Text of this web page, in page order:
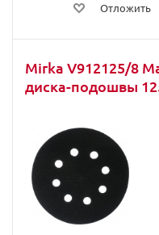
Отложить
Mirka V912125/8
диска-подошвы